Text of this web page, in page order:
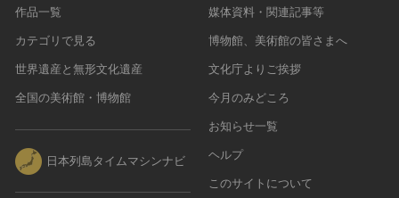
作品一覧
カテゴリで見る
世界遺産と無形文化遺産
全国の美術館・博物館
日本列島タイムマシンナビ
媒体資料・関連記事等
博物館、美術館の皆さまへ
文化庁よりご挨拶
今月のみどころ
お知らせ一覧
ヘルプ
このサイトについて